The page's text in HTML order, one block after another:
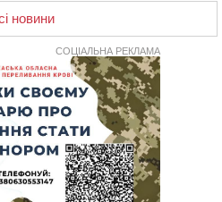
готується до чемпіонату
повернуть понад 2,6 га земель
фонду
в останню путь
атаки FPV-дрона воїна
екоінспектори натрапили на
яку на пішохідному переході
новини
СОЦІАЛЬНА РЕКЛАМА